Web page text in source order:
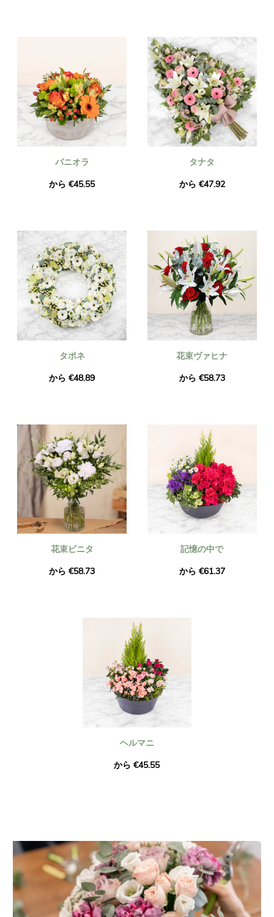
パニオラ
から €45.55
タナタ
から €47.92
タポネ
から €48.89
花束ヴァヒナ
から €58.73
花束ビニタ
から €58.73
記憶の中で
から €61.37
ヘルマニ
から €45.55